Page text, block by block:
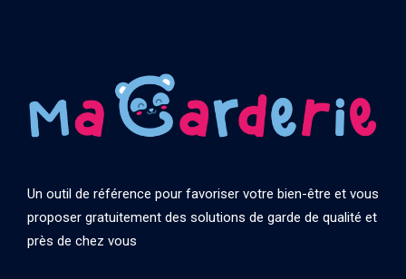
Un outil de référence pour favoriser votre bien-être et vous
proposer gratuitement des solutions de garde de qualité et
près de chez vous